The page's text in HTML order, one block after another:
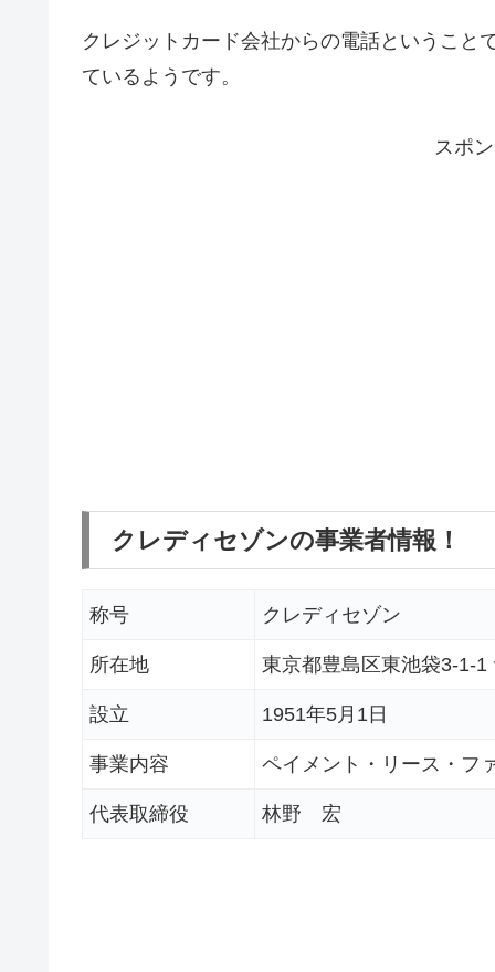
クレジットカード会社からの電話ということ
ているようです。
スポ
クレディセゾンの事業者情報！
称号 クレディセゾン
所在地 東京都豊島区東池袋3-1-
設立 1951年5月1日
事業内容 ペイメント・リース・フ
代表取締役 林野 宏